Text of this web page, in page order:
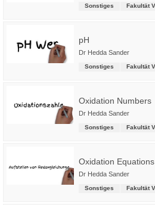
Sonstiges
pH
Dr Hedda Sander
Sonstiges
Oxidation Numbers
Dr Hedda Sander
Sonstiges
Oxidation Equations
Dr Hedda Sander
Sonstiges